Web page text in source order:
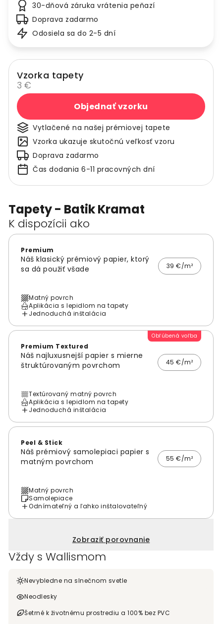
Tapety - Batik Kramat
K dispozícii ako
Premium
Náš klasický prémiový papier, ktorý
sa dá použiť všade
39 €/m²
Matný povrch
Aplikácia s lepidlom na tapety
Jednoduchá inštalácia
Obľúbená voľba
Premium Textured
Náš najluxusnejší papier s mierne
štruktúrovaným povrchom
45 €/m²
Textúrovaný matný povrch
Aplikácia s lepidlom na tapety
Jednoduchá inštalácia
Peel & Stick
Náš prémiový samolepiaci papier s
matným povrchom
55 €/m²
Matný povrch
Samolepiace
Odnímateľný a ľahko inštalovateľný
Zobraziť porovnanie
Vždy s Wallismom
Nevybledne na slnečnom svetle
Neodlesky
Šetrné k životnému prostrediu a 100% bez PVC
30-dňová záruka vrátenia peňazí
Doprava zadarmo
Odosiela sa do 2-5 dní
Vzorka tapety
3 €
Objednať vzorku
Vytlačené na našej prémiovej tapete
Vzorka ukazuje skutočnú veľkosť vzoru
Doprava zadarmo
Čas dodania 6-11 pracovných dní